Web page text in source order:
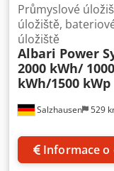
Salzhausen 529
Průmyslové
úložiště,
úložiště
Albari Power
2000 kWh/
kWh/1500 kWp
Informace o